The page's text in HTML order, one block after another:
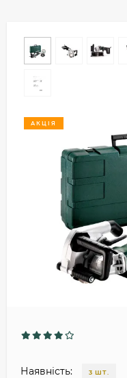
АКЦІЯ
Наявність: 3 ШТ.